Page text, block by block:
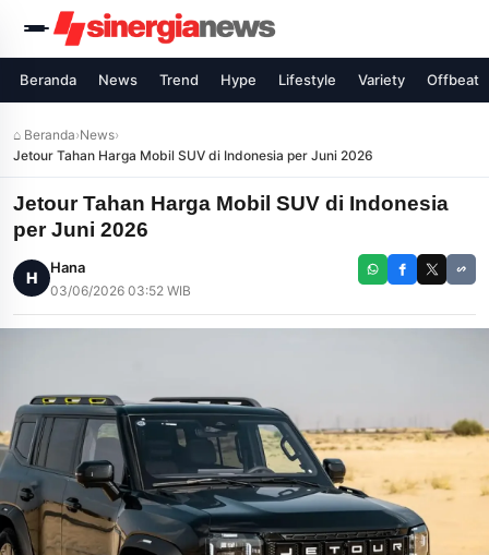
Beranda News Trend Hype Lifestyle Variety Offbeat
⌂ Beranda›News›
Jetour Tahan Harga Mobil SUV di Indonesia per Juni 2026
Jetour Tahan Harga Mobil SUV di Indonesia
per Juni 2026
H
Hana
03/06/2026 03:52 WIB